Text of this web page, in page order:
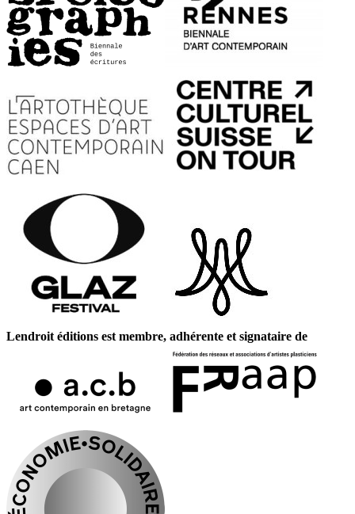
Lendroit éditions est membre, adhérente et signataire de